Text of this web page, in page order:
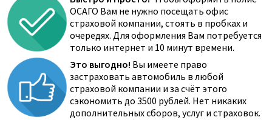
ОСАГО Вам не нужно посещать офис
страховой компании, стоять в пробках и
очередях. Для оформления Вам потребуется
только интернет и 10 минут времени.
Это выгодно! Вы имеете право
застраховать автомобиль в любой
страховой компании и за счёт этого
сэкономить до 3500 рублей. Нет никаких
дополнительных сборов, услуг и страховок.